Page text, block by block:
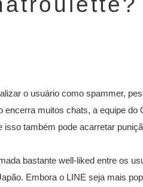
o usuário como spammer,
muitos chats, a equipe
também pode acarretar
bastante well-liked entre os
Embora o LINE seja mais